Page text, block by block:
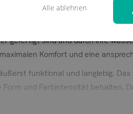
gefertigt sind und durch ihre
Komfort und eine
funktional und langlebig.
und Farbintensität behalten.
Alle ablehnen